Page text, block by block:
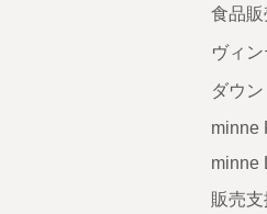
食品販
ヴィ
ダウ
minne
minne
販売